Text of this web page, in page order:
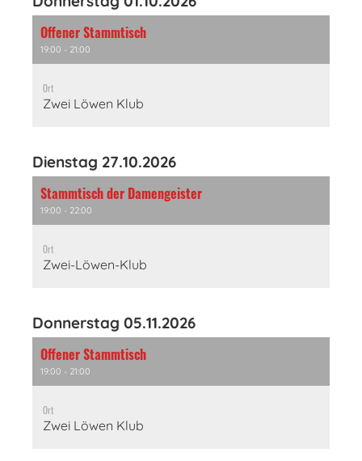
Offener Stammtisch
19:00 - 21:00
Ort
Zwei Löwen Klub
Dienstag 27.10.2026
Stammtisch der Damengeister
19:00 - 22:00
Ort
Zwei-Löwen-Klub
Donnerstag 05.11.2026
Offener Stammtisch
19:00 - 21:00
Ort
Zwei Löwen Klub